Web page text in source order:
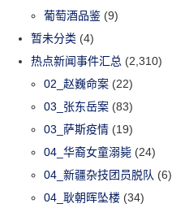
葡萄酒品鉴 (9)
暂未分类 (4)
热点新闻事件汇总 (2,310)
02_赵巍命案 (22)
03_张东岳案 (83)
03_萨斯疫情 (19)
04_华裔女童溺毙 (24)
04_新疆杂技团员脱队 (6)
04_耿朝晖坠楼 (34)